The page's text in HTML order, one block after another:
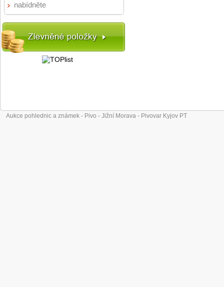
nabídněte
Aukce pohlednic a známek - Pivo - Jižní Morava - Pivovar Kyjov PT